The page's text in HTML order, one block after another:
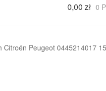
0,00 zł 0
Citroën Peugeot 0445214017